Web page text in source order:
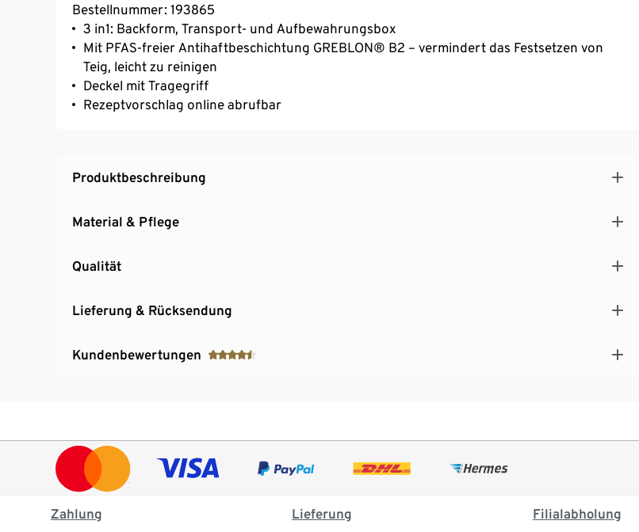
Bestellnummer: 193865
3 in1: Backform, Transport- und Aufbewahrungsbox
Mit PFAS-freier Antihaftbeschichtung GREBLON® B2 – vermindert das Festsetzen von
Teig, leicht zu reinigen
Deckel mit Tragegriff
Rezeptvorschlag online abrufbar
Produktbeschreibung
Material & Pflege
Qualität
Lieferung & Rücksendung
Kundenbewertungen
Zahlung Lieferung Filialabholung